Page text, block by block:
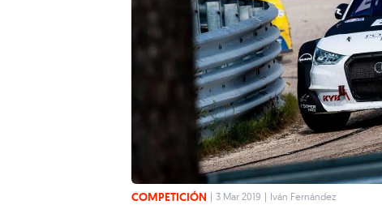
COMPETICIÓN | 3 Mar 2019 | Iván Fernández